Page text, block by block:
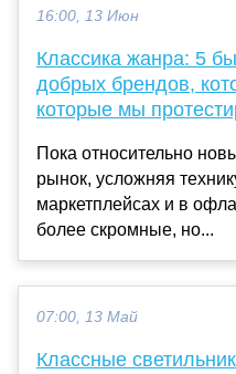
16:00, 13 Июн
Классика жанра: 5
добрых брендов,
которые мы
Пока относительно
рынок, усложняя
маркетплейсах и в
более скромные, но...
07:00, 13 Май
Классные